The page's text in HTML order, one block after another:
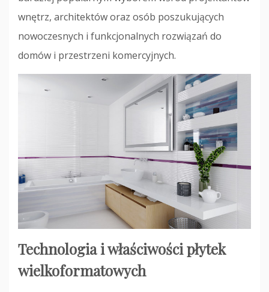
wnętrz, architektów oraz osób poszukujących
nowoczesnych i funkcjonalnych rozwiązań do
domów i przestrzeni komercyjnych.
Technologia i właściwości płytek
wielkoformatowych